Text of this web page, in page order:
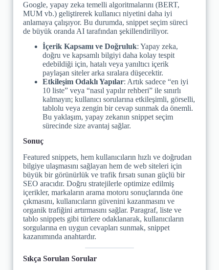
Google, yapay zeka temelli algoritmalarını (BERT,
MUM vb.) geliştirerek kullanıcı niyetini daha iyi
anlamaya çalışıyor. Bu durumda, snippet seçim süreci
de büyük oranda AI tarafından şekillendiriliyor.
İçerik Kapsamı ve Doğruluk: Yapay zeka,
doğru ve kapsamlı bilgiyi daha kolay tespit
edebildiği için, hatalı veya yanıltıcı içerik
paylaşan siteler arka sıralara düşecektir.
Etkileşim Odaklı Yapılar: Artık sadece “en iyi
10 liste” veya “nasıl yapılır rehberi” ile sınırlı
kalmayın; kullanıcı sorularına etkileşimli, görselli,
tablolu veya zengin bir cevap sunmak da önemli.
Bu yaklaşım, yapay zekanın snippet seçim
sürecinde size avantaj sağlar.
Sonuç
Featured snippets, hem kullanıcıların hızlı ve doğrudan
bilgiye ulaşmasını sağlayan hem de web siteleri için
büyük bir görünürlük ve trafik fırsatı sunan güçlü bir
SEO aracıdır. Doğru stratejilerle optimize edilmiş
içerikler, markaların arama motoru sonuçlarında öne
çıkmasını, kullanıcıların güvenini kazanmasını ve
organik trafiğini artırmasını sağlar. Paragraf, liste ve
tablo snippets gibi türlere odaklanarak, kullanıcıların
sorgularına en uygun cevapları sunmak, snippet
kazanımında anahtardır.
Sıkça Sorulan Sorular